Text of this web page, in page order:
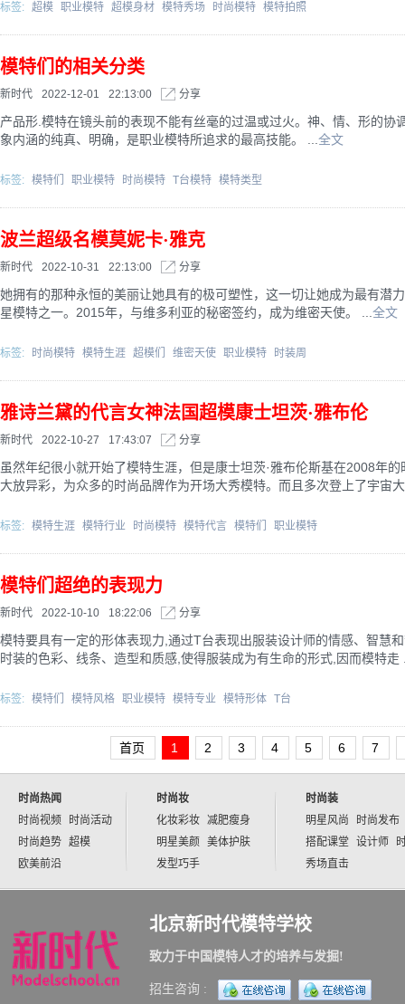
标签: 超模 职业模特 超模身材 模特秀场 时尚模特 模特拍照
模特们的相关分类
新时代 2022-12-01 22:13:00 分享
产品形.模特在镜头前的表现不能有丝毫的过温或过火。神、情、形的协
象内涵的纯真、明确，是职业模特所追求的最高技能。 ... 全文
标签: 模特们 职业模特 时尚模特 T台模特 模特类型
波兰超级名模莫妮卡·雅克
新时代 2022-10-31 22:13:00 分享
她拥有的那种永恒的美丽让她具有的极可塑性，这一切让她成为最有潜
星模特之一。2015年，与维多利亚的秘密签约，成为维密天使。 ... 全文
标签: 时尚模特 模特生涯 超模们 维密天使 职业模特 时装周
雅诗兰黛的代言女神法国超模康士坦茨·雅布伦
新时代 2022-10-27 17:43:07 分享
虽然年纪很小就开始了模特生涯，但是康士坦茨·雅布伦斯基在2008年的
大放异彩，为众多的时尚品牌作为开场大秀模特。而且多次登上了宇宙
标签: 模特生涯 模特行业 时尚模特 模特代言 模特们 职业模特
模特们超绝的表现力
新时代 2022-10-10 18:22:06 分享
模特要具有一定的形体表现力,通过T台表现出服装设计师的情感、智慧
时装的色彩、线条、造型和质感,使得服装成为有生命的形式,因而模特走
标签: 模特们 模特风格 职业模特 模特专业 模特形体 T台
首页 1 2 3 4 5 6 7
时尚热闻
时尚视频
时尚活动
时尚趋势 超模
欧美前沿
时尚妆
化妆彩妆 减肥瘦身
明星美颜
美体护肤
发型巧手
时尚装
明星风尚
时尚发布
搭配课堂 设计师
秀场直击
北京新时代模特学校
致力于中国模特人才的培养与发掘!
招生咨询 :